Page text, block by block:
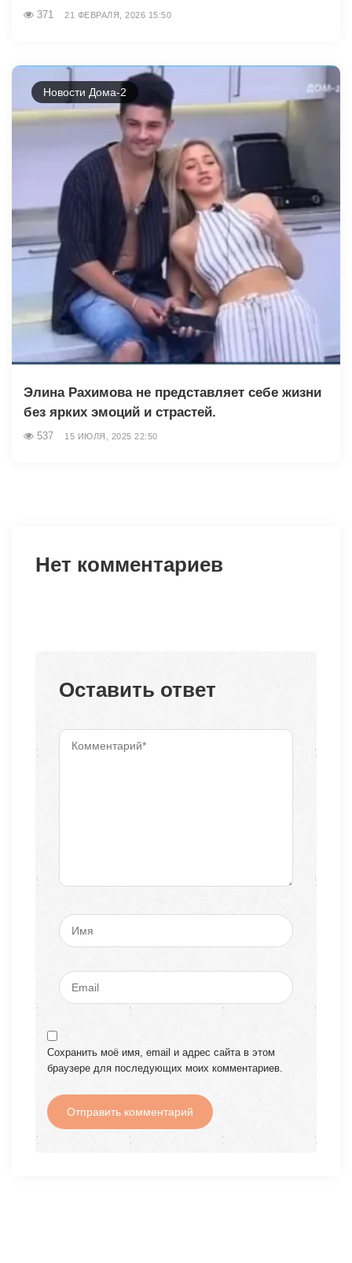
371 21 ФЕВРАЛЯ, 2026 15:50
Новости Дома-2
Элина Рахимова не представляет себе жизни
без ярких эмоций и страстей.
537 15 ИЮЛЯ, 2025 22:50
Нет комментариев
Оставить ответ
Сохранить моё имя, email и адрес сайта в этом
браузере для последующих моих комментариев.